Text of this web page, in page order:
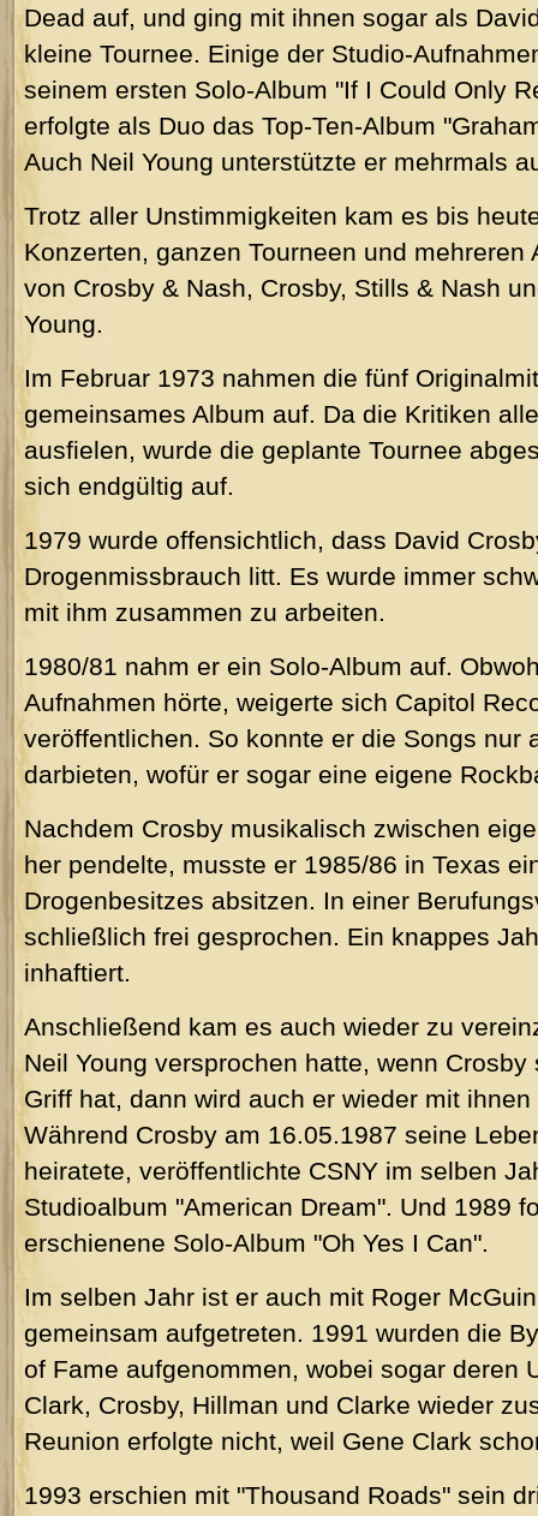
Dead auf, und ging mit ihnen sogar als
kleine Tournee. Einige der Studio-
seinem ersten Solo-Album "If I Could Only
erfolgte als Duo das Top-Ten-Album
Auch Neil Young unterstützte er mehrmals
Trotz aller Unstimmigkeiten kam es bis
Konzerten, ganzen Tourneen und mehreren
von Crosby & Nash, Crosby, Stills & Nash
Young.
Im Februar 1973 nahmen die fünf
gemeinsames Album auf. Da die Kritiken
ausfielen, wurde die geplante Tournee
sich endgültig auf.
1979 wurde offensichtlich, dass David
Drogenmissbrauch litt. Es wurde immer
mit ihm zusammen zu arbeiten.
1980/81 nahm er ein Solo-Album auf.
Aufnahmen hörte, weigerte sich Capitol
veröffentlichen. So konnte er die Songs nur
darbieten, wofür er sogar eine eigene
Nachdem Crosby musikalisch zwischen
her pendelte, musste er 1985/86 in Texas
Drogenbesitzes absitzen. In einer
schließlich frei gesprochen. Ein knappes
inhaftiert.
Anschließend kam es auch wieder zu
Neil Young versprochen hatte, wenn
Griff hat, dann wird auch er wieder mit
Während Crosby am 16.05.1987 seine
heiratete, veröffentlichte CSNY im selben
Studioalbum "American Dream". Und 1989
erschienene Solo-Album "Oh Yes I Can".
Im selben Jahr ist er auch mit Roger
gemeinsam aufgetreten. 1991 wurden die
of Fame aufgenommen, wobei sogar deren
Clark, Crosby, Hillman und Clarke wieder
Reunion erfolgte nicht, weil Gene Clark
1993 erschien mit "Thousand Roads" sein